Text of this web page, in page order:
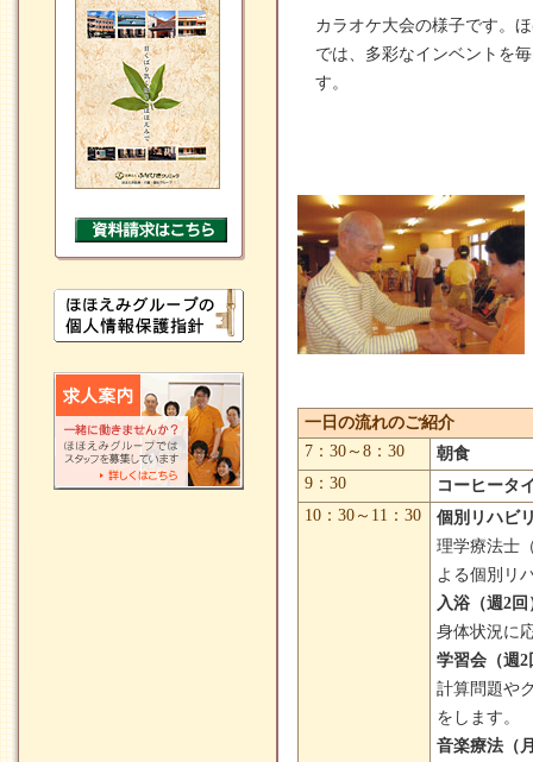
カラオケ大会の様子です。
では、多彩なインベントを
す。
一日の流れのご紹介
7：30～8：30
朝食
9：30
コーヒータ
10：30～11：30
個別リハビ
理学療法士
よる個別リ
入浴（週2回
身体状況に
学習会（週2
計算問題や
をします。
音楽療法（